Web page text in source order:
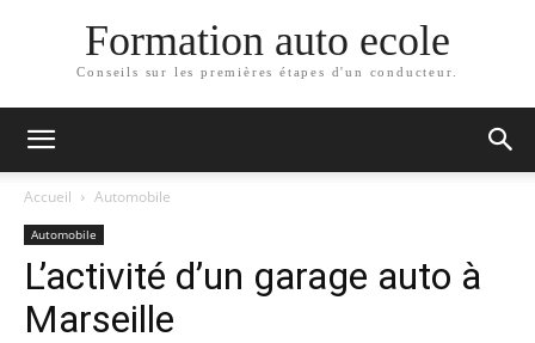
Formation auto ecole
Conseils sur les premières étapes d'un conducteur.
Accueil Automobile
Automobile
L’activité d’un garage auto à
Marseille